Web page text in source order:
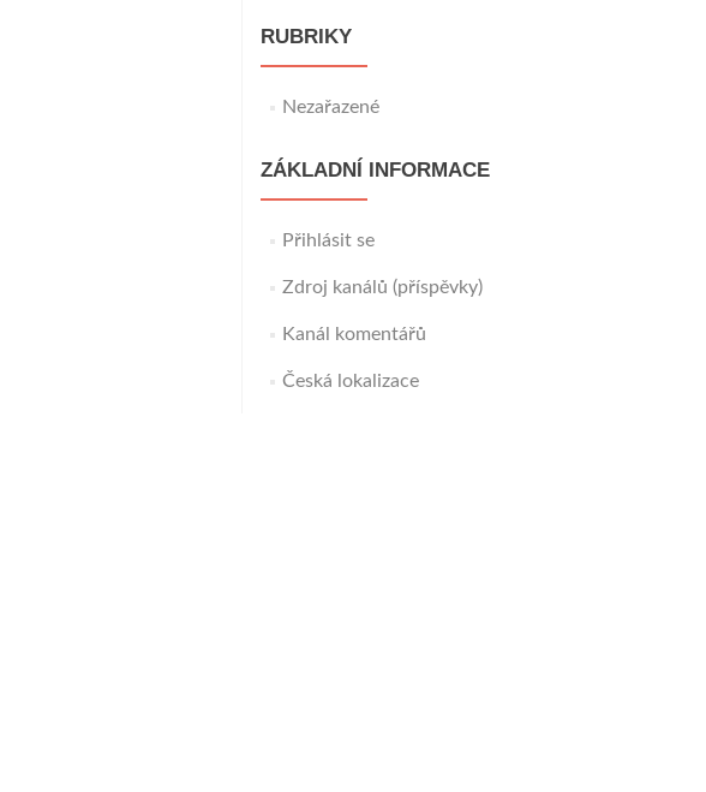
RUBRIKY
Nezařazené
ZÁKLADNÍ INFORMACE
Přihlásit se
Zdroj kanálů (příspěvky)
Kanál komentářů
Česká lokalizace